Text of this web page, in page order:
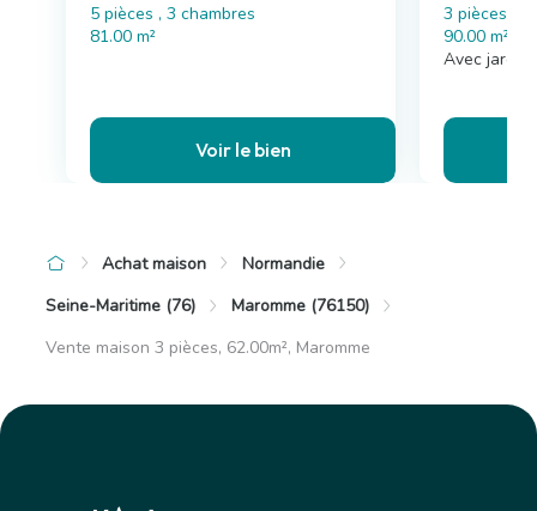
5 pièces , 3 chambres
81.00 m²
Voir le bien
3 pièces , 2
90.00 m²
Avec jardin
Achat maison
Normandie
Seine-Maritime (76)
Maromme (76150)
Vente maison 3 pièces, 62.00m², Maromme